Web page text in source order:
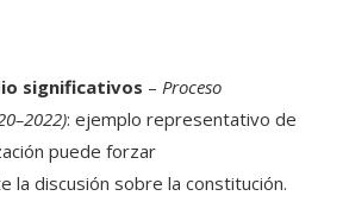
significativos – Proceso
: ejemplo representativo de
puede forzar
la discusión sobre la constitución.